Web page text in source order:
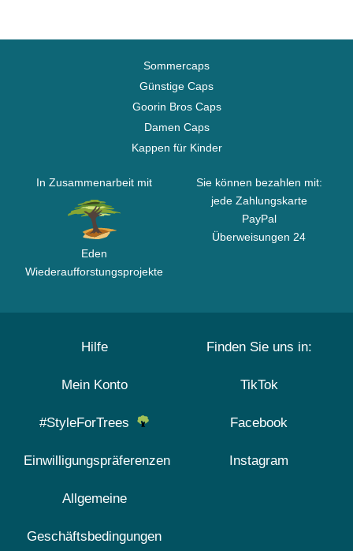
Sommercaps
Günstige Caps
Goorin Bros Caps
Damen Caps
Kappen für Kinder
In Zusammenarbeit mit
Eden
Wiederaufforstungsprojekte
Sie können bezahlen mit:
jede Zahlungskarte
PayPal
Überweisungen 24
Hilfe
Mein Konto
#StyleForTrees
Einwilligungspräferenzen
Allgemeine
Geschäftsbedingungen
Finden Sie uns in:
TikTok
Facebook
Instagram